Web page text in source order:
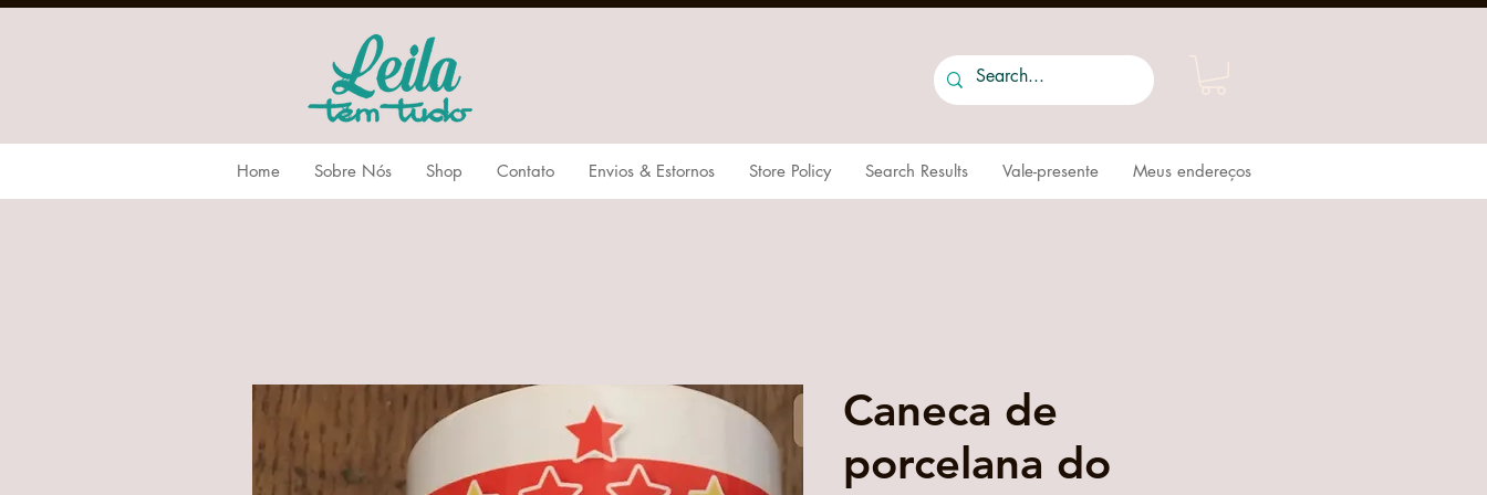
Home Sobre Nós Shop Contato Envios & Estornos Store Policy Search Results Vale-presente Meus endereços
Caneca de
porcelana do